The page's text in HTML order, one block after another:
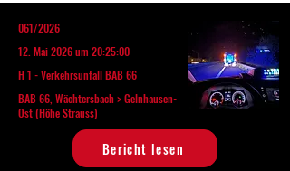
061/2026
12. Mai 2026 um 20:25:00
H 1 - Verkehrsunfall BAB 66
BAB 66, Wächtersbach > Gelnhausen-
Ost (Höhe Strauss)
Bericht lesen